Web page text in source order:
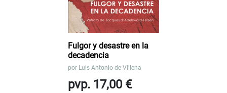
Fulgor y desastre en la
decadencia
por Luis Antonio de Villena
pvp. 17,00 €